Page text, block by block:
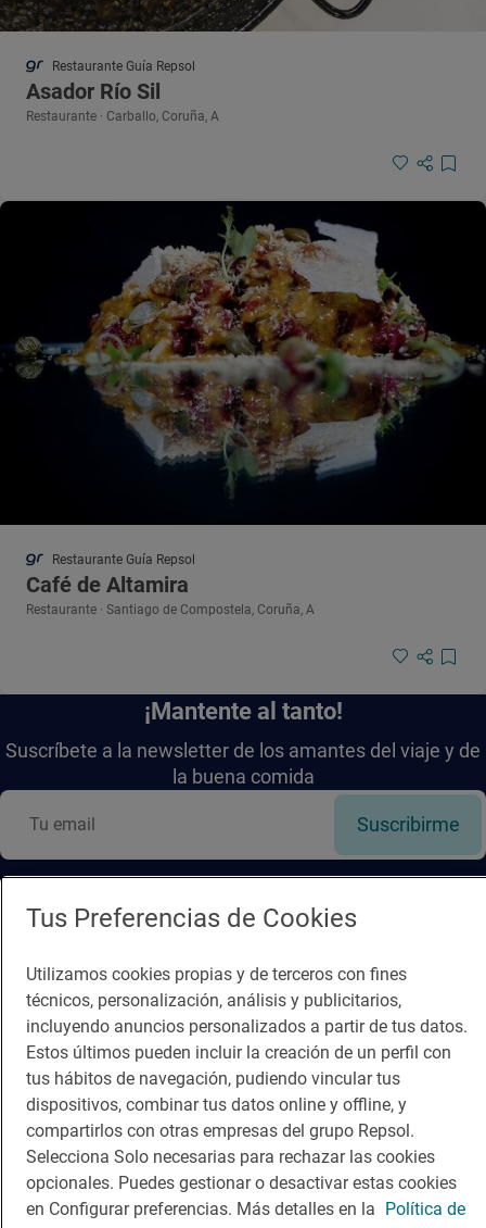
Restaurante Guía Repsol
Asador Río Sil
Restaurante · Carballo, Coruña, A
Restaurante Guía Repsol
Café de Altamira
Restaurante · Santiago de Compostela, Coruña, A
¡Mantente al tanto!
Suscríbete a la newsletter de los amantes del viaje y de
la buena comida
Suscribirme
App Store Google Play
Guía Repsol
Comer
Viajar
Dormir
Enlaces
Contacto
Sala de prensa
Canal de ética
Tus Preferencias de Cookies
Utilizamos cookies propias y de terceros con fines
técnicos, personalización, análisis y publicitarios,
incluyendo anuncios personalizados a partir de tus datos.
Estos últimos pueden incluir la creación de un perfil con
tus hábitos de navegación, pudiendo vincular tus
dispositivos, combinar tus datos online y offline, y
compartirlos con otras empresas del grupo Repsol.
Selecciona Solo necesarias para rechazar las cookies
opcionales. Puedes gestionar o desactivar estas cookies
en Configurar preferencias. Más detalles en la Política de